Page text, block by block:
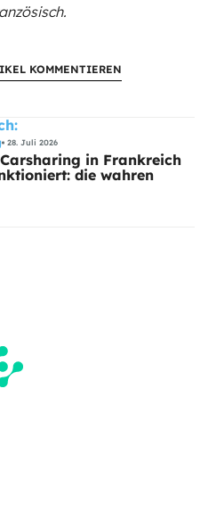
KOMMENTIEREN
28. Juli 2026
in Frankreich
die wahren